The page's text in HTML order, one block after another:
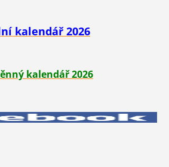
kalendář 2026
kalendář 2026